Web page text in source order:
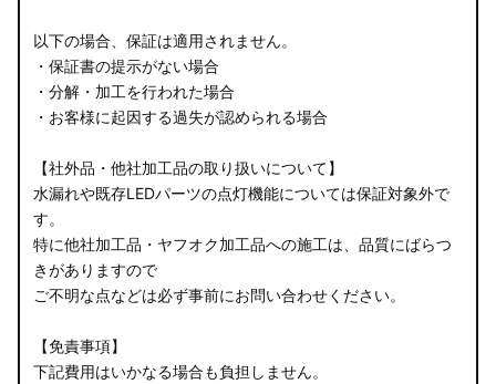
以下の場合、保証は適用されません。
・保証書の提示がない場合
・分解・加工を行われた場合
・お客様に起因する過失が認められる場合
【社外品・他社加工品の取り扱いについて】
水漏れや既存LEDパーツの点灯機能については保証対象外で
す。
特に他社加工品・ヤフオク加工品への施工は、品質にばらつ
きがありますので
ご不明な点などは必ず事前にお問い合わせください。
【免責事項】
下記費用はいかなる場合も負担しません。